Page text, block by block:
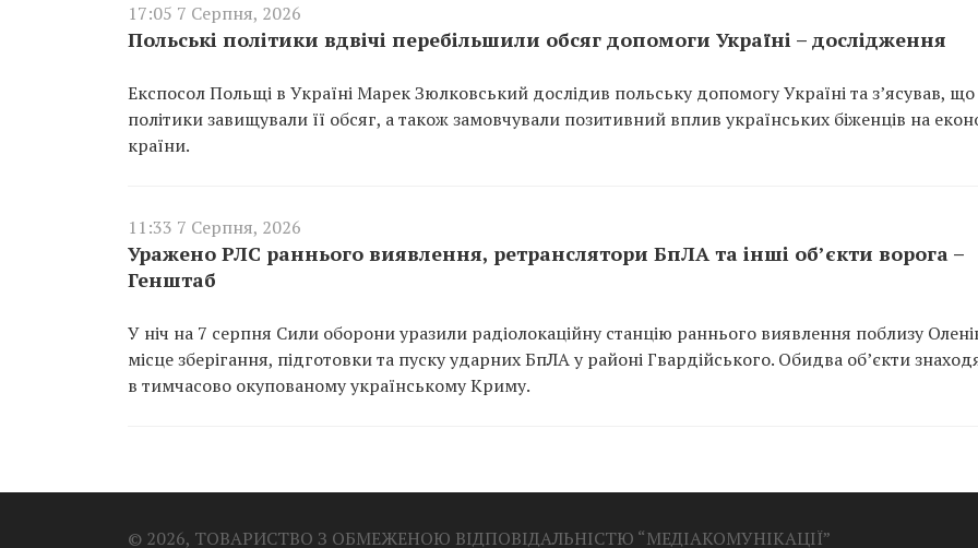
17:05 7 Серпня, 2026
Польські політики вдвічі перебільшили обсяг допомоги Україні – дослідження
Експосол Польщі в Україні Марек Зюлковський дослідив польську допомогу Україні та з’ясував, що
політики завищували її обсяг, а також замовчували позитивний вплив українських біженців на
країни.
11:33 7 Серпня, 2026
Уражено РЛС раннього виявлення, ретранслятори БпЛА та інші об’єкти ворога –
Генштаб
У ніч на 7 серпня Сили оборони уразили радіолокаційну станцію раннього виявлення поблизу
місце зберігання, підготовки та пуску ударних БпЛА у районі Гвардійського. Обидва об’єкти
в тимчасово окупованому українському Криму.
© 2026, ТОВАРИСТВО З ОБМЕЖЕНОЮ ВІДПОВІДАЛЬНІСТЮ “МЕДІАКОМУНІКАЦІЇ”